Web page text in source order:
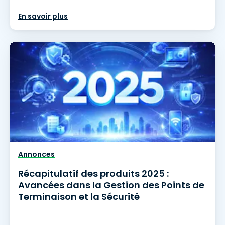
En savoir plus
Annonces
Récapitulatif des produits 2025 :
Avancées dans la Gestion des Points de
Terminaison et la Sécurité